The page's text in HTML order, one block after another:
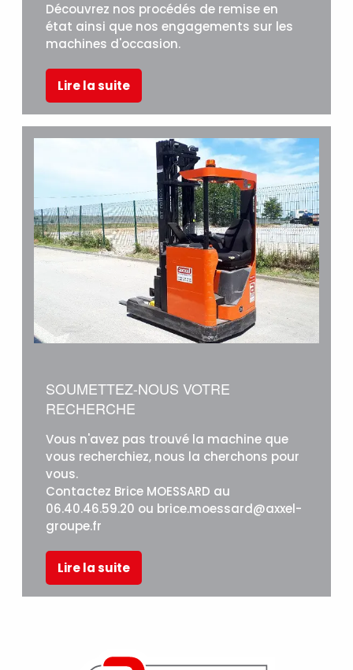
Découvrez nos procédés de remise en
état ainsi que nos engagements sur les
machines d'occasion.
Lire la suite
SOUMETTEZ-NOUS VOTRE
RECHERCHE
Vous n'avez pas trouvé la machine que
vous recherchiez, nous la cherchons pour
vous.
Contactez Brice MOESSARD au
06.40.46.59.20 ou brice.moessard@axxel-
groupe.fr
Lire la suite